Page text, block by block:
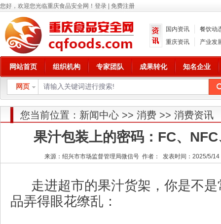
您好，欢迎您光临重庆食品安全网！ 登录 免费注册
国内资讯
餐饮动
重庆资讯
产业发
网站首页 组织机构 专家团队 成果转化 知名企业
网页
您当前位置： 新闻中心 >> 消费 >> 消费资讯
果汁包装上的密码：FC、
来源：绍兴市市场监督管理局微信号 作者： 发表时间：2025/5/
走进超市的果汁货架，你是不
品弄得眼花缭乱：